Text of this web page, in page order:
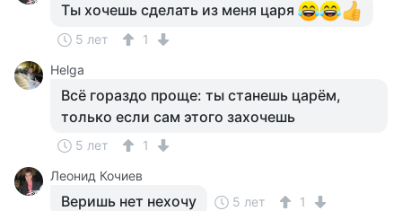
Ты хочешь сделать из меня царя
5 лет
1
Helga
Всё гораздо проще: ты станешь царём,
только если сам этого захочешь
5 лет
1
Леонид Кочиев
Веришь нет нехочу 5 лет 1